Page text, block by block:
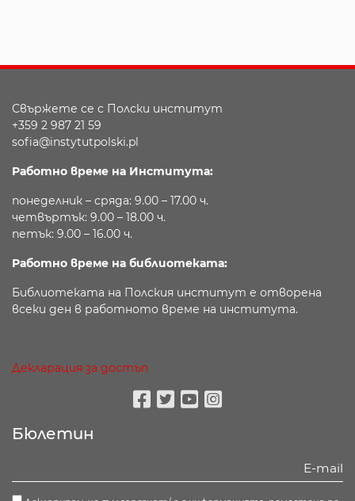
Свържете се с Полски институт
+359 2 987 21 59
sofia@instytutpolski.pl
Работно време на Института:
понеделник – сряда: 9.00 – 17.00 ч.
четвъртък: 9.00 – 18.00 ч.
петък: 9.00 – 16.00 ч.
Работно време на библиотеката:
Библиотеката на Полския институт е отворена
всеки ден в работното време на института.
Декларация за достъп
Бюлетин